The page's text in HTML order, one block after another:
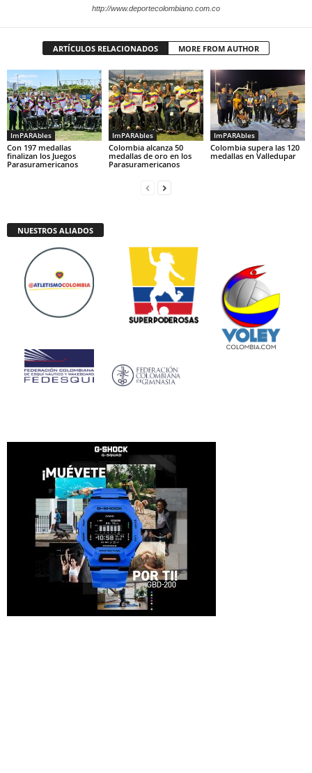
http://www.deportecolombiano.com.co
ARTÍCULOS RELACIONADOS MORE FROM AUTHOR
ImPARAbles
Con 197 medallas
finalizan los Juegos
Parasuramericanos
ImPARAbles
Colombia alcanza 50
medallas de oro en los
Parasuramericanos
ImPARAbles
Colombia supera las 120
medallas en Valledupar
NUESTROS ALIADOS